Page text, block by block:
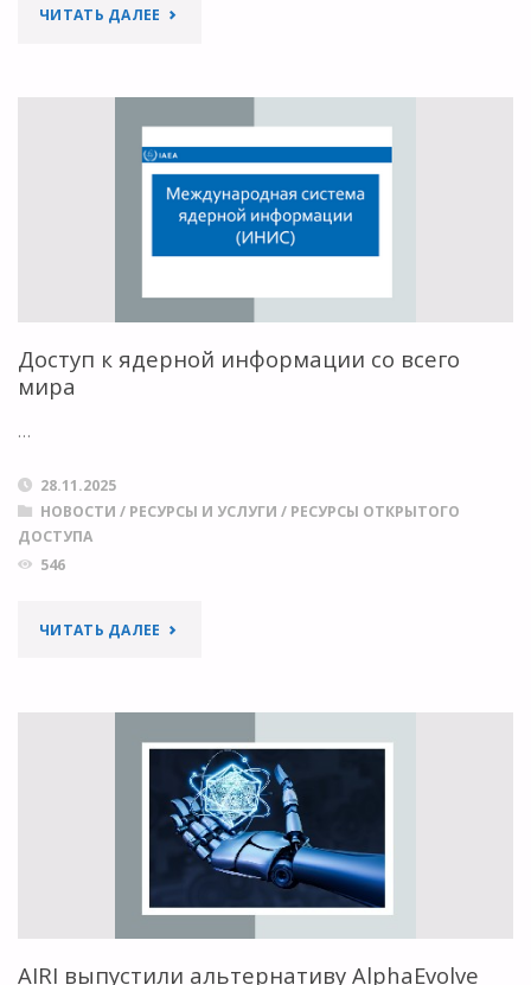
ЧИТАТЬ ДАЛЕЕ "КАК
СФОРМИРОВАЛИ
ОТКРЫТЫЙ
В
Доступ к ядерной информации со всего
мира
…
28.11.2025
НОВОСТИ / РЕСУРСЫ И УСЛУГИ / РЕСУРСЫ ОТКРЫТОГО
ДОСТУПА
546
ЧИТАТЬ ДАЛЕЕ "ДОСТУП
ИНФОРМАЦИИ
СО
ВСЕГО
МИРА"
AIRI выпустили альтернативу AlphaEvolve